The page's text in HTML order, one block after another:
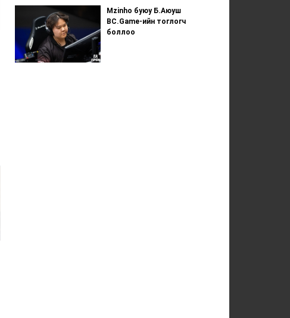
Mzinho буюу Б.Аюуш
BC.Game-ийн тоглогч
боллоо